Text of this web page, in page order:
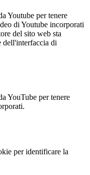
Youtube per tenere
di Youtube incorporati
del sito web sta
dell'interfaccia di
YouTube per tenere
per identificare la